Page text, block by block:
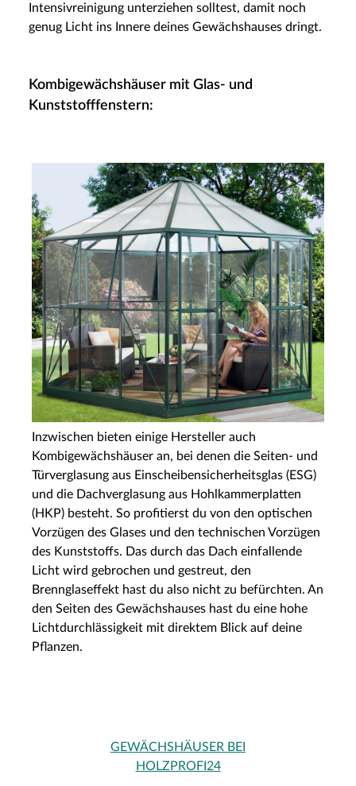
Intensivreinigung unterziehen solltest, damit noch
genug Licht ins Innere deines Gewächshauses dringt.
Kombigewächshäuser mit Glas- und
Kunststofffenstern:
Inzwischen bieten einige Hersteller auch
Kombigewächshäuser an, bei denen die Seiten- und
Türverglasung aus Einscheibensicherheitsglas (ESG)
und die Dachverglasung aus Hohlkammerplatten
(HKP) besteht. So profitierst du von den optischen
Vorzügen des Glases und den technischen Vorzügen
des Kunststoffs. Das durch das Dach einfallende
Licht wird gebrochen und gestreut, den
Brennglaseffekt hast du also nicht zu befürchten. An
den Seiten des Gewächshauses hast du eine hohe
Lichtdurchlässigkeit mit direktem Blick auf deine
Pflanzen.
GEWÄCHSHÄUSER BEI
HOLZPROFI24